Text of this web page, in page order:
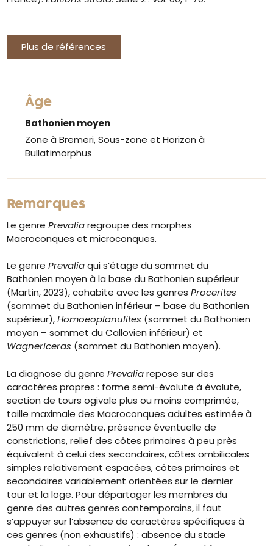
Plus de références
Âge
Bathonien moyen
Zone à Bremeri, Sous-zone et Horizon à
Bullatimorphus
Remarques
Le genrePrevaliaregroupe des morphes
Macroconques et microconques.
Le genrePrevaliaqui s’étage du sommet du
Bathonien moyen à la base du Bathonien supérieur
(Martin, 2023), cohabite avec les genresProcerites
(sommet du Bathonien inférieur – base du Bathonien
supérieur),Homoeoplanulites (sommet du Bathonien
moyen – sommet du Callovien inférieur) et
Wagnericeras (sommet du Bathonien moyen).
La diagnose du genrePrevaliarepose sur des
caractères propres : forme semi-évolute à évolute,
section de tours ogivale plus ou moins comprimée,
taille maximale des Macroconques adultes estimée à
250 mm de diamètre, présence éventuelle de
constrictions, relief des côtes primaires à peu près
équivalent à celui des secondaires, côtes ombilicales
simples relativement espacées, côtes primaires et
secondaires variablement orientées sur le dernier
tour et la loge. Pour départager les membres du
genre des autres genres contemporains, il faut
s’appuyer sur l’absence de caractères spécifiques à
ces genres (non exhaustifs) : absence du stade